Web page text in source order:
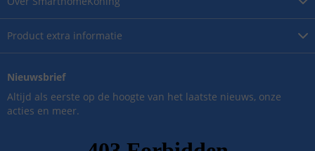
Product extra informatie
Nieuwsbrief
Altijd als eerste op de hoogte van het laatste nieuws, onze
acties en meer.